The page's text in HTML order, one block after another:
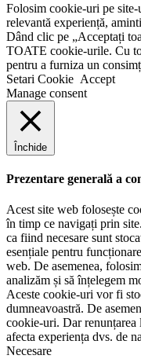
Folosim cookie-uri pe
relevantă experiență,
Dând clic pe „Acceptați
TOATE cookie-urile. Cu
pentru a furniza un
Setari Cookie Accept
Manage consent
Închide
Prezentare generală a
Acest site web folosește
în timp ce navigați prin
ca fiind necesare sunt
esențiale pentru
web. De asemenea,
analizăm și să înțelegem
Aceste cookie-uri vor fi
dumneavoastră. De
cookie-uri. Dar renunțarea
afecta experiența dvs. de
Necesare